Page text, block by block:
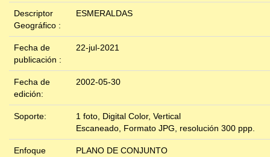
Descriptor
Geográfico :
ESMERALDAS
Fecha de
publicación :
22-jul-2021
Fecha de
edición:
2002-05-30
Soporte:
1 foto, Digital Color, Vertical
Escaneado, Formato JPG, resolución 300 ppp.
Enfoque
PLANO DE CONJUNTO